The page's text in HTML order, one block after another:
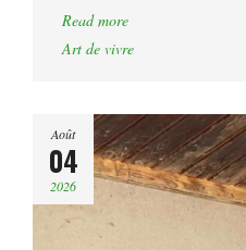
Read more
Art de vivre
Août
04
2026